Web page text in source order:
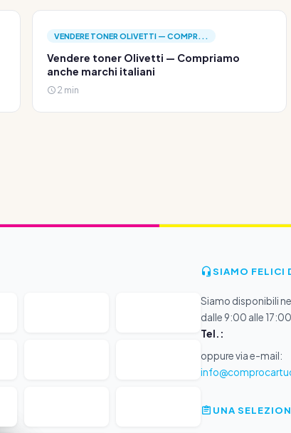
VENDERE TONER OLIVETTI — COMPR...
Vendere toner Olivetti — Compriamo
anche marchi italiani
2 min
SIAMO FELICI
Siamo disponibili
dalle 9:00 alle
Tel.:
oppure via e-mail:
UNA